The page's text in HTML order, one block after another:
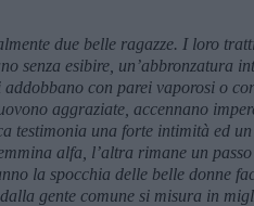
due belle ragazze. I loro
senza esibire, un’abbronzatura
addobbano con parei vaporosi o
aggraziate, accennano
testimonia una forte intimità ed
alfa, l’altra rimane un
la spocchia delle belle donne
gente comune si misura in